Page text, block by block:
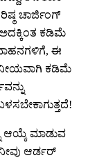
ಚಾರ್ಜಿಂಗ್
ಅದಕ್ಕಿಂತ ಕಡಿಮೆ
ಈ
ಕಡಿಮೆ
ಆಯ್ಕೆ ಮಾಡುವ
ಆರ್ಡರ್